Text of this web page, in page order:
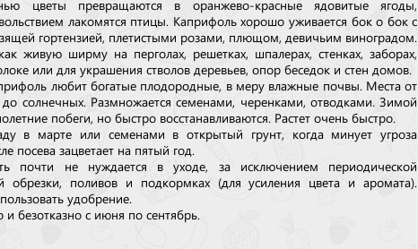
цветы превращаются в оранжево-красные ядовитые ягоды,
лакомятся птицы. Каприфоль хорошо уживается бок о бок с
гортензией, плетистыми розами, плющом, девичьим виноградом.
живую ширму на перголах, решетках, шпалерах, стенках, заборах,
или для украшения стволов деревьев, опор беседок и стен домов.
любит богатые плодородные, в меру влажные почвы. Места от
до солнечных. Размножается семенами, черенками, отводками. Зимой
побеги, но быстро восстанавливаются. Растет очень быстро.
в марте или семенами в открытый грунт, когда минует угроза
посева зацветает на пятый год.
почти не нуждается в уходе, за исключением периодической
обрезки, поливов и подкормках (для усиления цвета и аромата).
удобрение.
и безотказно с июня по сентябрь.